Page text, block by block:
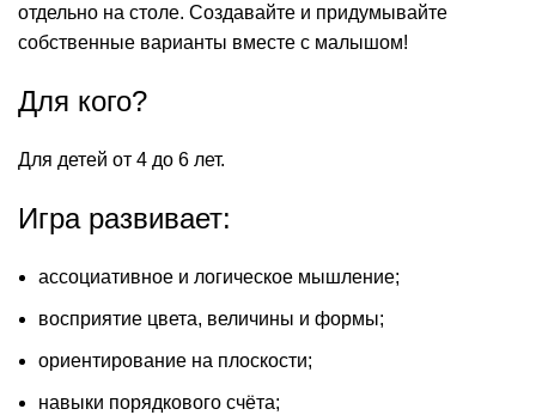
отдельно на столе. Создавайте и придумывайте
собственные варианты вместе с малышом!
Для кого?
Для детей от 4 до 6 лет.
Игра развивает:
ассоциативное и логическое мышление;
восприятие цвета, величины и формы;
ориентирование на плоскости;
навыки порядкового счёта;